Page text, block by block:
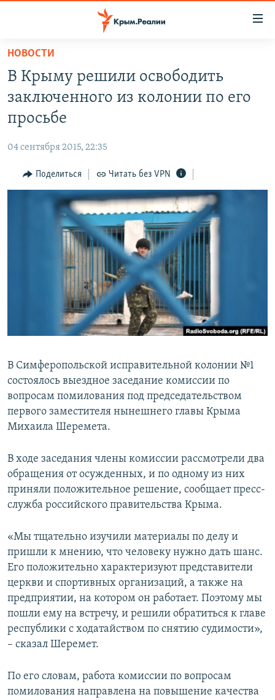
Вернуться
основному
содержанию
главной
навигации
Вернутся
СПЕЦПРОЕКТЫ
11 ЛЕТ ОККУПАЦИИ КРЫМА. 11 ИСТОРИЙ СОПРОТИВЛЕНИЯ
ЕЩЕ
ИНТЕРАКТИВ
ИНФОГРАФИКА
ТЕЛЕПРОЕКТ КРЫМ.РЕАЛИИ
СОВЕТЫ ПРАВОЗАЩИТНИКОВ
ПРОПАВШИЕ БЕЗ ВЕСТИ
ПОБЕДИТЕЛЕЙ НЕ СУДЯТ?
КРЫМ.НЕПОКОРЕННЫЙ
РАДІО СВОБОДА
КАК ОБОЙТИ БЛОКИРОВКУ
Українською
ПРИСОЕДИНЯЙТЕСЬ!
Все сайты RFE/RL
НОВОСТИ
В Крыму решили освободить
заключенного из колонии по его
просьбе
04 сентября 2015, 22:35
Поделиться Читать без VPN
В Симферопольской исправительной колонии №1
состоялось выездное заседание комиссии по
вопросам помилования под председательством
первого заместителя нынешнего главы Крыма
Михаила Шеремета.
В ходе заседания члены комиссии рассмотрели два
обращения от осужденных, и по одному из них
приняли положительное решение, сообщает пресс-
служба российского правительства Крыма.
«Мы тщательно изучили материалы по делу и
пришли к мнению, что человеку нужно дать шанс.
Его положительно характеризуют представители
церкви и спортивных организаций, а также на
предприятии, на котором он работает. Поэтому мы
пошли ему на встречу, и решили обратиться к главе
республики с ходатайством по снятию судимости»,
– сказал Шеремет.
По его словам, работа комиссии по вопросам
помилования направлена на повышение качества